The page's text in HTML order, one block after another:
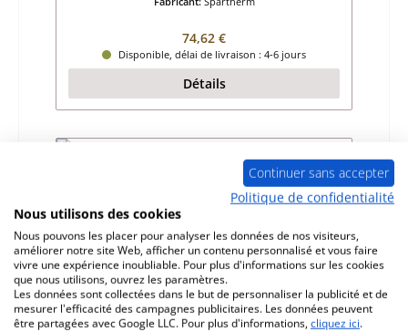
Prix régulier :
74,62 €
Disponible, délai de livraison : 4-6 jours
Détails
Continuer sans accepter
Politique de confidentialité
Nous utilisons des cookies
Nous pouvons les placer pour analyser les données de nos visiteurs,
améliorer notre site Web, afficher un contenu personnalisé et vous faire
vivre une expérience inoubliable. Pour plus d'informations sur les cookies
que nous utilisons, ouvrez les paramètres.
Les données sont collectées dans le but de personnaliser la publicité et de
mesurer l'efficacité des campagnes publicitaires. Les données peuvent
être partagées avec Google LLC. Pour plus d'informations, cliquez ici.